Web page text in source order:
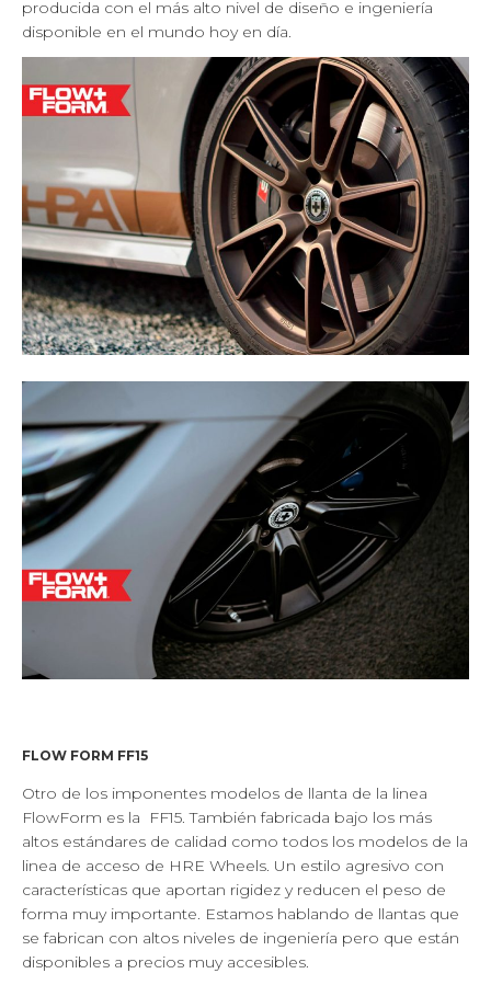
producida con el más alto nivel de diseño e ingeniería
disponible en el mundo hoy en día.
FLOW FORM FF15
Otro de los imponentes modelos de llanta de la linea
FlowForm es la FF15. También fabricada bajo los más
altos estándares de calidad como todos los modelos de la
linea de acceso de HRE Wheels. Un estilo agresivo con
características que aportan rigidez y reducen el peso de
forma muy importante. Estamos hablando de llantas que
se fabrican con altos niveles de ingeniería pero que están
disponibles a precios muy accesibles.